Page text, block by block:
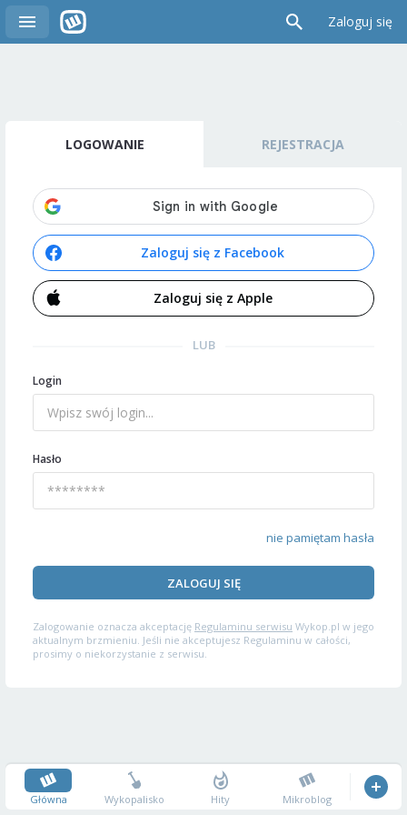
Zaloguj się
LOGOWANIE REJESTRACJA
Zaloguj się z Facebook
Zaloguj się z Apple
LUB
Login
Hasło
nie pamiętam hasła
ZALOGUJ SIĘ
Zalogowanie oznacza akceptację Regulaminu serwisu Wykop.pl w jego
aktualnym brzmieniu. Jeśli nie akceptujesz Regulaminu w całości,
prosimy o niekorzystanie z serwisu.
Główna Wykopalisko Hity Mikroblog